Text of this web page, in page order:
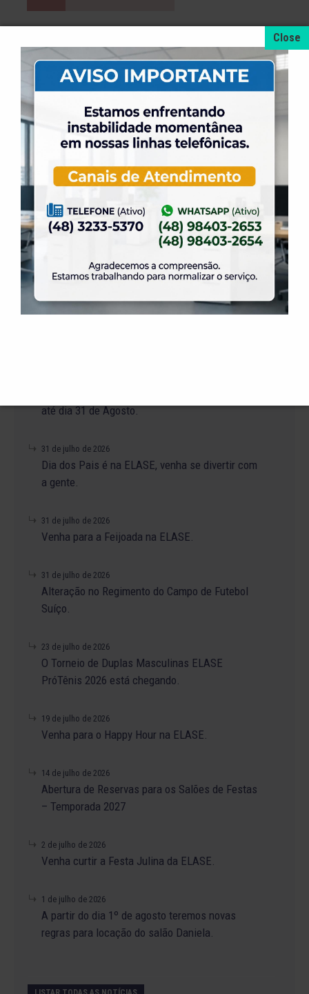
Campeonato Estadual de Pesca
Equipes Master Masculina
Local: Praia de Piçarras
Cidade: Piçarras
até dia 31 de Agosto.
31 de julho de 2026
Dia dos Pais é na ELASE, venha se divertir com
a gente.
31 de julho de 2026
Venha para a Feijoada na ELASE.
31 de julho de 2026
Alteração no Regimento do Campo de Futebol
Suíço.
23 de julho de 2026
O Torneio de Duplas Masculinas ELASE
PróTênis 2026 está chegando.
19 de julho de 2026
Venha para o Happy Hour na ELASE.
14 de julho de 2026
Abertura de Reservas para os Salões de Festas
– Temporada 2027
2 de julho de 2026
Venha curtir a Festa Julina da ELASE.
1 de julho de 2026
A partir do dia 1º de agosto teremos novas
regras para locação do salão Daniela.